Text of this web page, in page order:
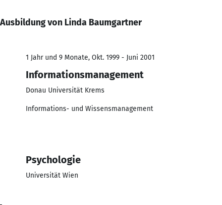
Ausbildung von Linda Baumgartner
1 Jahr und 9 Monate, Okt. 1999 - Juni 2001
Informationsmanagement
Donau Universität Krems
Informations- und Wissensmanagement
Psychologie
Universität Wien